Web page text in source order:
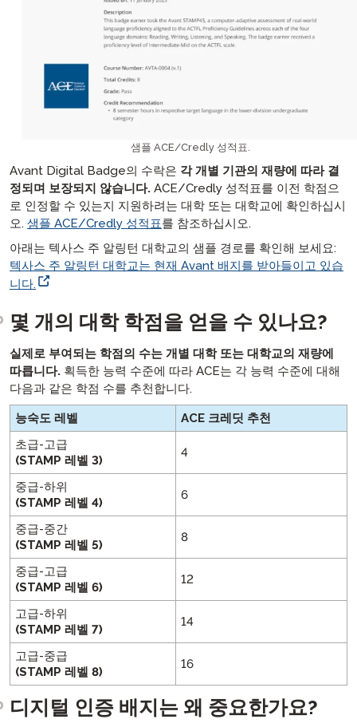
샘플 ACE/Credly 성적표.
Avant Digital Badge의 수락은 각 개별 기관의 재량에 따라 결
정되며 보장되지 않습니다. ACE/Credly 성적표를 이전 학점으
로 인정할 수 있는지 지원하려는 대학 또는 대학교에 확인하십시
오. 샘플 ACE/Credly 성적표를 참조하십시오.
아래는 텍사스 주 알링턴 대학교의 샘플 경로를 확인해 보세요:
텍사스 주 알링턴 대학교는 현재 Avant 배지를 받아들이고 있습
니다.
몇 개의 대학 학점을 얻을 수 있나요?
실제로 부여되는 학점의 수는 개별 대학 또는 대학교의 재량에
따릅니다. 획득한 능력 수준에 따라 ACE는 각 능력 수준에 대해
다음과 같은 학점 수를 추천합니다.
능숙도 레벨
ACE 크레딧 추천
초급-고급
(STAMP 레벨 3)
4
중급-하위
(STAMP 레벨 4)
6
중급-중간
(STAMP 레벨 5)
8
중급-고급
(STAMP 레벨 6)
12
고급-하위
(STAMP 레벨 7)
14
고급-중급
(STAMP 레벨 8)
16
디지털 인증 배지는 왜 중요한가요?